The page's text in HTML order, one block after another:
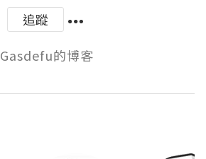
追蹤
Gasdefu的博客